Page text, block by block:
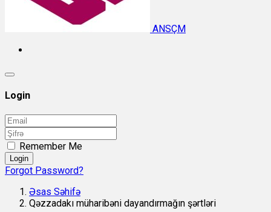
ANSÇM
Login
Remember Me
Login
Forgot Password?
Əsas Səhifə
Qəzzadakı müharibəni dayandırmağın şərtləri